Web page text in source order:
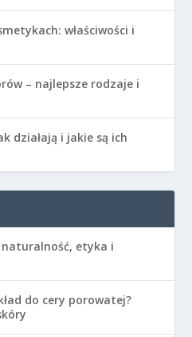
właściwości i
– najlepsze rodzaje i
działają i jakie są ich
etyka i
do cery porowatej?